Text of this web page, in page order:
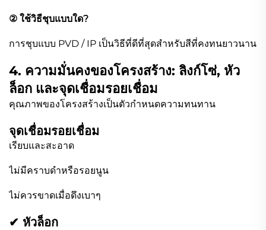
② ใช้วิธีชุบแบบใด?
การชุบแบบ PVD / IP เป็นวิธีที่ดีที่สุดสำหรับสีที่คงทนยาวนาน
4. ความมั่นคงของโครงสร้าง: ลิงก์โซ่, หัว
ล็อก และจุดเชื่อมรอยเชื่อม
คุณภาพของโครงสร้างเป็นตัวกำหนดความทนทาน
จุดเชื่อมรอยเชื่อม
เรียบและสะอาด
ไม่มีคราบดำหรือรอยนูน
ไม่ควรขาดเมื่อดึงเบาๆ
✔ หัวล็อก